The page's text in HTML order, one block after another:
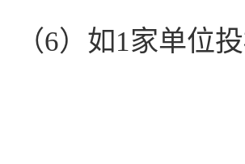
（6）如1家单位